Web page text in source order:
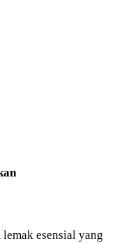
esensial yang